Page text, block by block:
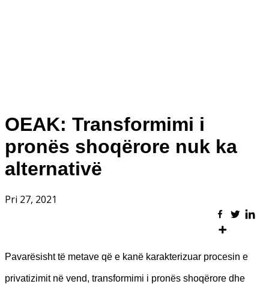
OEAK: Transformimi i
pronës shoqërore nuk ka
alternativë
Pri 27, 2021
Pavarësisht të metave që e kanë karakterizuar procesin e
privatizimit në vend, transformimi i pronës shoqërore dhe